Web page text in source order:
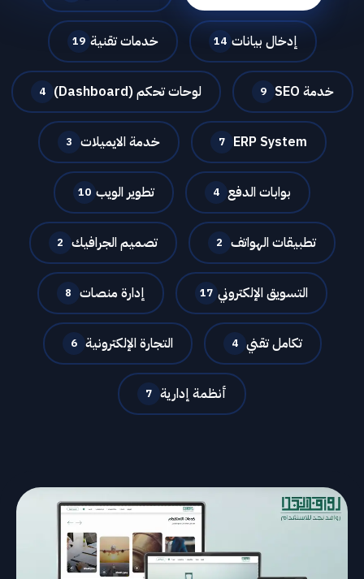
إدخال بيانات 14 خدمات تقنية 19
خدمة SEO 9 لوحات تحكم (Dashboard) 4
ERP System
7 خدمة الايميلات 3
بوابات الدفع 4 تطوير الويب 10
تطبيقات الهواتف 2 تصميم الجرافيك 2
التسويق الإلكتروني 17 إدارة منصات 8
تكامل تقني 4 التجارة الإلكترونية 6
أنظمة إدارية 7